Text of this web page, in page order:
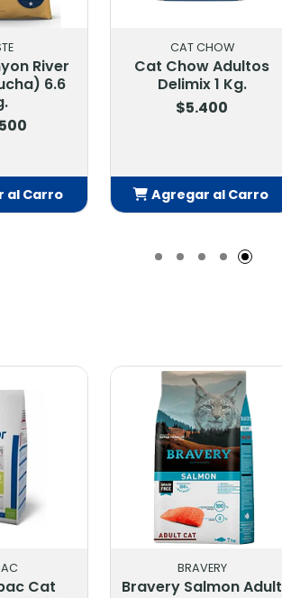
Kg.
TASTE
Taste Canyon River
Feline (Trucha) 6.6
Kg.
Agregar al Carro
Cat
BRAVERY
Bravery Salmon Adult